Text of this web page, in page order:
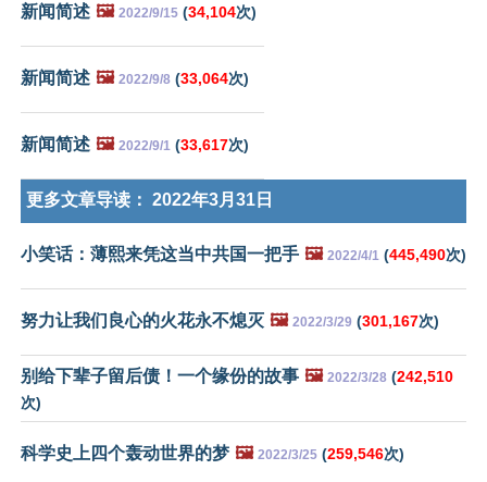
新闻简述 🖼️ 2022/9/15 (34,104次)
新闻简述 🖼️ 2022/9/8 (33,064次)
新闻简述 🖼️ 2022/9/1 (33,617次)
更多文章导读： 2022年3月31日
小笑话：薄熙来凭这当中共国一把手 🖼️ 2022/4/1 (445,490次)
努力让我们良心的火花永不熄灭 🖼️ 2022/3/29 (301,167次)
别给下辈子留后债！一个缘份的故事 🖼️ 2022/3/28 (242,510
次)
科学史上四个轰动世界的梦 🖼️ 2022/3/25 (259,546次)